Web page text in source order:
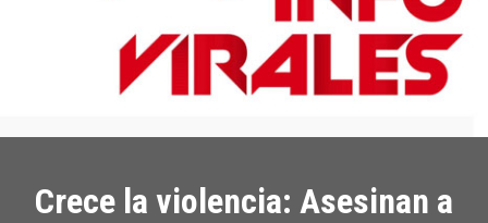
Crece la violencia: Asesinan a